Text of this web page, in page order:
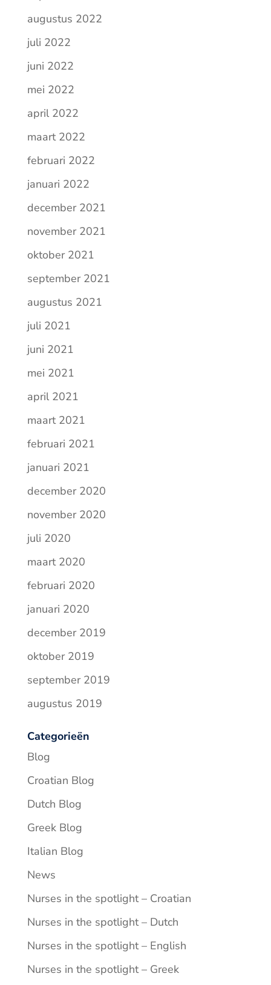
augustus 2022
juli 2022
juni 2022
mei 2022
april 2022
maart 2022
februari 2022
januari 2022
december 2021
november 2021
oktober 2021
september 2021
augustus 2021
juli 2021
juni 2021
mei 2021
april 2021
maart 2021
februari 2021
januari 2021
december 2020
november 2020
juli 2020
maart 2020
februari 2020
januari 2020
december 2019
oktober 2019
september 2019
augustus 2019
Categorieën
Blog
Croatian Blog
Dutch Blog
Greek Blog
Italian Blog
News
Nurses in the spotlight – Croatian
Nurses in the spotlight – Dutch
Nurses in the spotlight – English
Nurses in the spotlight – Greek